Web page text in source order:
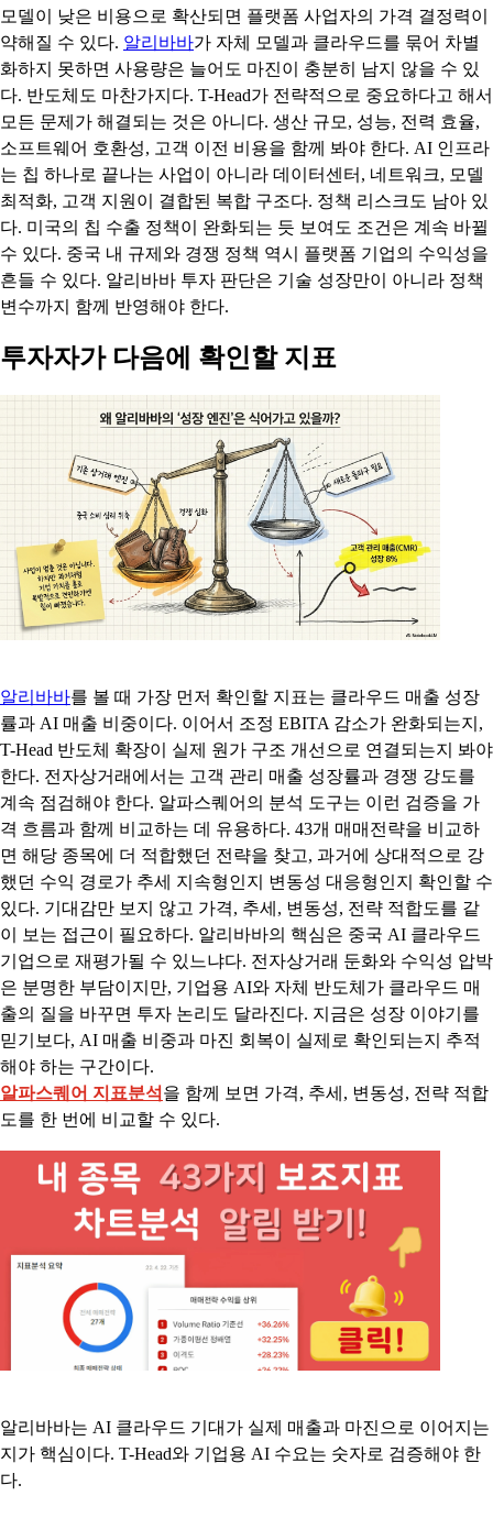
모델이 낮은 비용으로 확산되면 플랫폼 사업자의 가격 결정력이
약해질 수 있다. 알리바바가 자체 모델과 클라우드를 묶어 차별
화하지 못하면 사용량은 늘어도 마진이 충분히 남지 않을 수 있
다. 반도체도 마찬가지다. T-Head가 전략적으로 중요하다고 해서
모든 문제가 해결되는 것은 아니다. 생산 규모, 성능, 전력 효율,
소프트웨어 호환성, 고객 이전 비용을 함께 봐야 한다. AI 인프라
는 칩 하나로 끝나는 사업이 아니라 데이터센터, 네트워크, 모델
최적화, 고객 지원이 결합된 복합 구조다. 정책 리스크도 남아 있
다. 미국의 칩 수출 정책이 완화되는 듯 보여도 조건은 계속 바뀔
수 있다. 중국 내 규제와 경쟁 정책 역시 플랫폼 기업의 수익성을
흔들 수 있다. 알리바바 투자 판단은 기술 성장만이 아니라 정책
변수까지 함께 반영해야 한다.
투자자가 다음에 확인할 지표
알리바바를 볼 때 가장 먼저 확인할 지표는 클라우드 매출 성장
률과 AI 매출 비중이다. 이어서 조정 EBITA 감소가 완화되는지,
T-Head 반도체 확장이 실제 원가 구조 개선으로 연결되는지 봐야
한다. 전자상거래에서는 고객 관리 매출 성장률과 경쟁 강도를
계속 점검해야 한다. 알파스퀘어의 분석 도구는 이런 검증을 가
격 흐름과 함께 비교하는 데 유용하다. 43개 매매전략을 비교하
면 해당 종목에 더 적합했던 전략을 찾고, 과거에 상대적으로 강
했던 수익 경로가 추세 지속형인지 변동성 대응형인지 확인할 수
있다. 기대감만 보지 않고 가격, 추세, 변동성, 전략 적합도를 같
이 보는 접근이 필요하다. 알리바바의 핵심은 중국 AI 클라우드
기업으로 재평가될 수 있느냐다. 전자상거래 둔화와 수익성 압박
은 분명한 부담이지만, 기업용 AI와 자체 반도체가 클라우드 매
출의 질을 바꾸면 투자 논리도 달라진다. 지금은 성장 이야기를
믿기보다, AI 매출 비중과 마진 회복이 실제로 확인되는지 추적
해야 하는 구간이다.
알파스퀘어 지표분석 을 함께 보면 가격, 추세, 변동성, 전략 적합
도를 한 번에 비교할 수 있다.
알리바바는 AI 클라우드 기대가 실제 매출과 마진으로 이어지는
지가 핵심이다. T-Head와 기업용 AI 수요는 숫자로 검증해야 한
다.